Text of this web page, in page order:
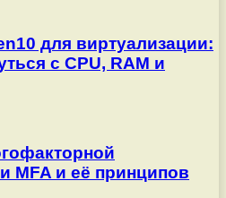
для виртуализации:
с CPU, RAM и
MFA и её принципов